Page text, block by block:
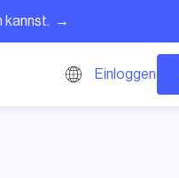
kannst. →
Einloggen